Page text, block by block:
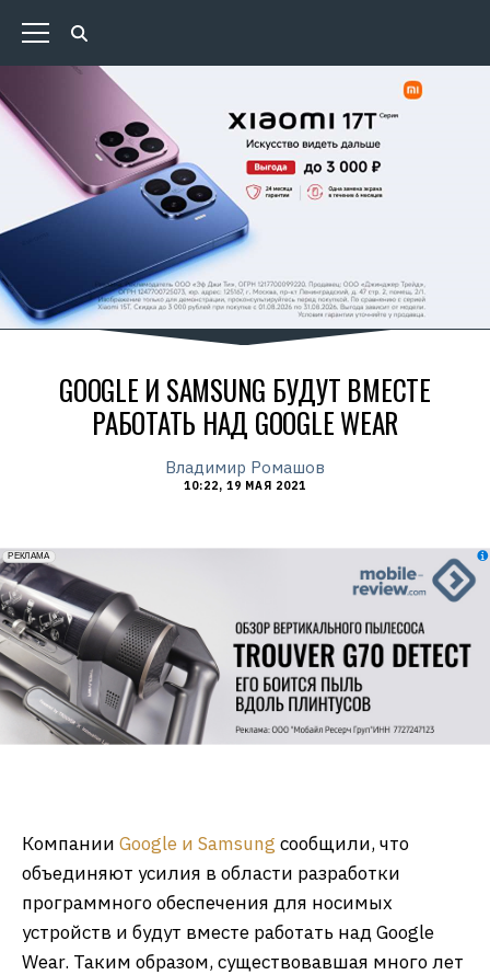
GOOGLE И SAMSUNG БУДУТ ВМЕСТЕ
РАБОТАТЬ НАД GOOGLE WEAR
Владимир Ромашов
10:22, 19 МАЯ 2021
erid: 2VfnxxmNzs5
РЕКЛАМА
Компании Google и Samsung сообщили, что
объединяют усилия в области разработки
программного обеспечения для носимых
устройств и будут вместе работать над Google
Wear. Таким образом, существовавшая много лет